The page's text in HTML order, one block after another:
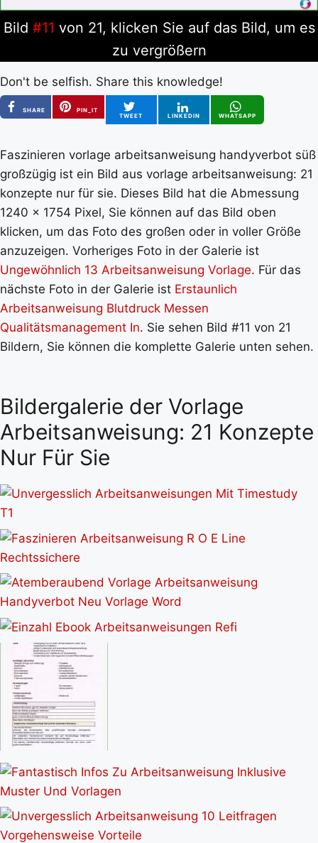
Bild #11 von 21, klicken Sie auf das Bild, um es
zu vergrößern
Don't be selfish. Share this knowledge!
SHARE
PIN_IT
TWEET
LINKEDIN WHATSAPP
Faszinieren vorlage arbeitsanweisung handyverbot süß
großzügig ist ein Bild aus vorlage arbeitsanweisung: 21
konzepte nur für sie. Dieses Bild hat die Abmessung
1240 x 1754 Pixel, Sie können auf das Bild oben
klicken, um das Foto des großen oder in voller Größe
anzuzeigen. Vorheriges Foto in der Galerie ist
Ungewöhnlich 13 Arbeitsanweisung Vorlage. Für das
nächste Foto in der Galerie ist Erstaunlich
Arbeitsanweisung Blutdruck Messen
Qualitätsmanagement In. Sie sehen Bild #11 von 21
Bildern, Sie können die komplette Galerie unten sehen.
Bildergalerie der Vorlage
Arbeitsanweisung: 21 Konzepte
Nur Für Sie